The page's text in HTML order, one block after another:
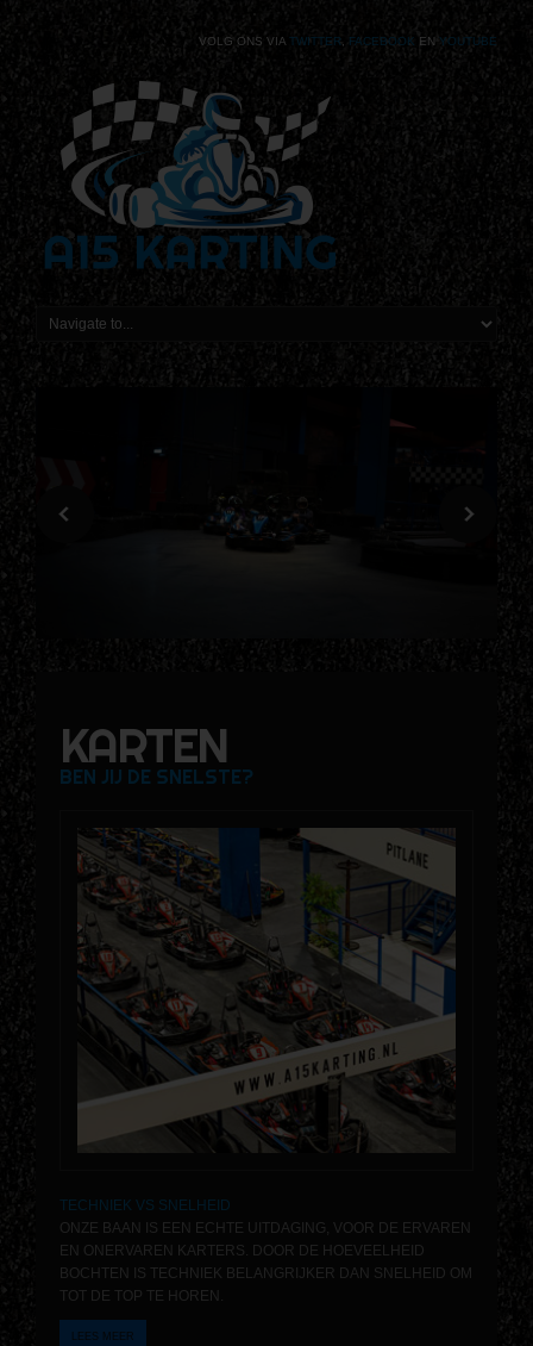
VOLG ONS VIA TWITTER FACEBOOK EN YOUTUBE
KARTEN
BEN JIJ DE SNELSTE?
TECHNIEK VS SNELHEID
ONZE BAAN IS EEN ECHTE UITDAGING, VOOR DE ERVAREN
EN ONERVAREN KARTERS. DOOR DE HOEVEELHEID
BOCHTEN IS TECHNIEK BELANGRIJKER DAN SNELHEID OM
TOT DE TOP TE HOREN.
LEES MEER